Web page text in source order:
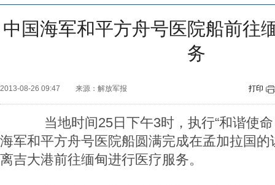
中国海军和平方舟号医院船前往
务
2013-08-26 09:47 来源：解放军报 打印
当地时间25日下午3时，执行“和谐使命
海军和平方舟号医院船圆满完成在孟加拉国
离吉大港前往缅甸进行医疗服务。